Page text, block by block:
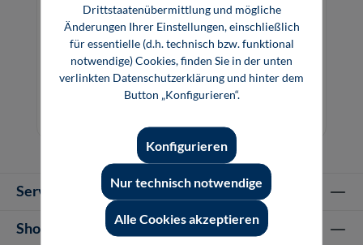
Praxisratgeber Faktor Mensch
39,80 €*
E-Book (PDF)
Service-Hotline
Shop Informationen
Drittstaatenübermittlung und mögliche
Änderungen Ihrer Einstellungen, einschließlich
für essentielle (d.h. technisch bzw. funktional
notwendige) Cookies, finden Sie in der unten
verlinkten Datenschutzerklärung und hinter dem
Button „Konfigurieren“.
Nur technisch notwendige
Konfigurieren
Alle Cookies akzeptieren